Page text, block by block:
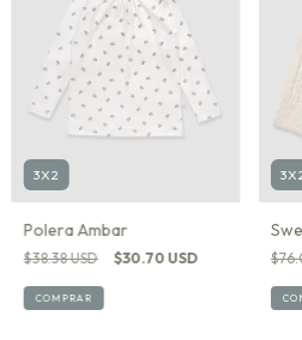
3X2
Polera Ambar
$38.38 USD $30.70 USD
COMPRAR